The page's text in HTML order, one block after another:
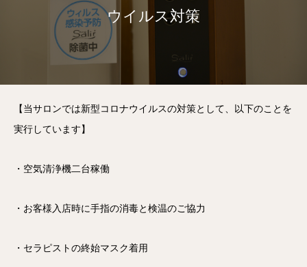
ウイルス対策
【当サロンでは新型コロナウイルスの対策として、以下のことを
実行しています】
・空気清浄機二台稼働
・お客様入店時に手指の消毒と検温のご協力
・セラピストの終始マスク着用